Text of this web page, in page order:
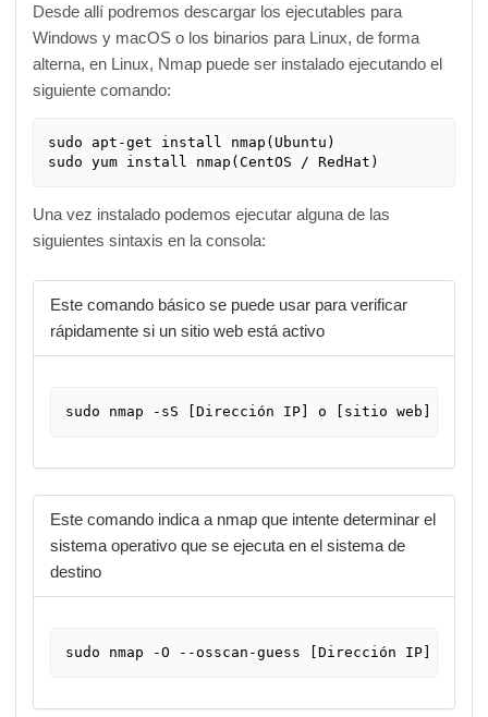
Desde allí podremos descargar los ejecutables para
Windows y macOS o los binarios para Linux, de forma
alterna, en Linux, Nmap puede ser instalado ejecutando el
siguiente comando:
sudo apt-get install nmap(Ubuntu)
sudo yum install nmap(CentOS / RedHat)
Una vez instalado podemos ejecutar alguna de las
siguientes sintaxis en la consola:
Este comando básico se puede usar para verificar
rápidamente si un sitio web está activo
sudo nmap -sS [Dirección IP] o [sitio web]
Este comando indica a nmap que intente determinar el
sistema operativo que se ejecuta en el sistema de
destino
sudo nmap -O --osscan-guess [Dirección IP] o